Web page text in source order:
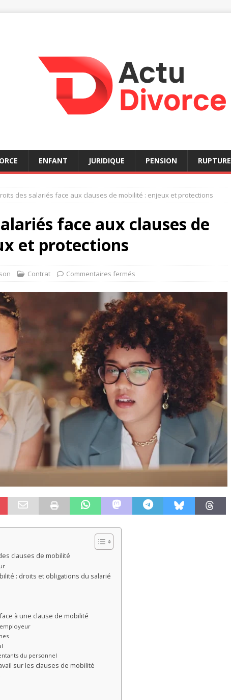
ENFANT JURIDIQUE PENSION RUPTURE
des salariés face aux clauses de mobilité : enjeux et protections
face aux clauses de
et protections
Contrat Commentaires fermés
clauses de mobilité
: droits et obligations du salarié
à une clause de mobilité
du personnel
sur les clauses de mobilité